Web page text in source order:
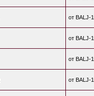
от BALJ-
от BALJ-
от BALJ-
от BALJ-